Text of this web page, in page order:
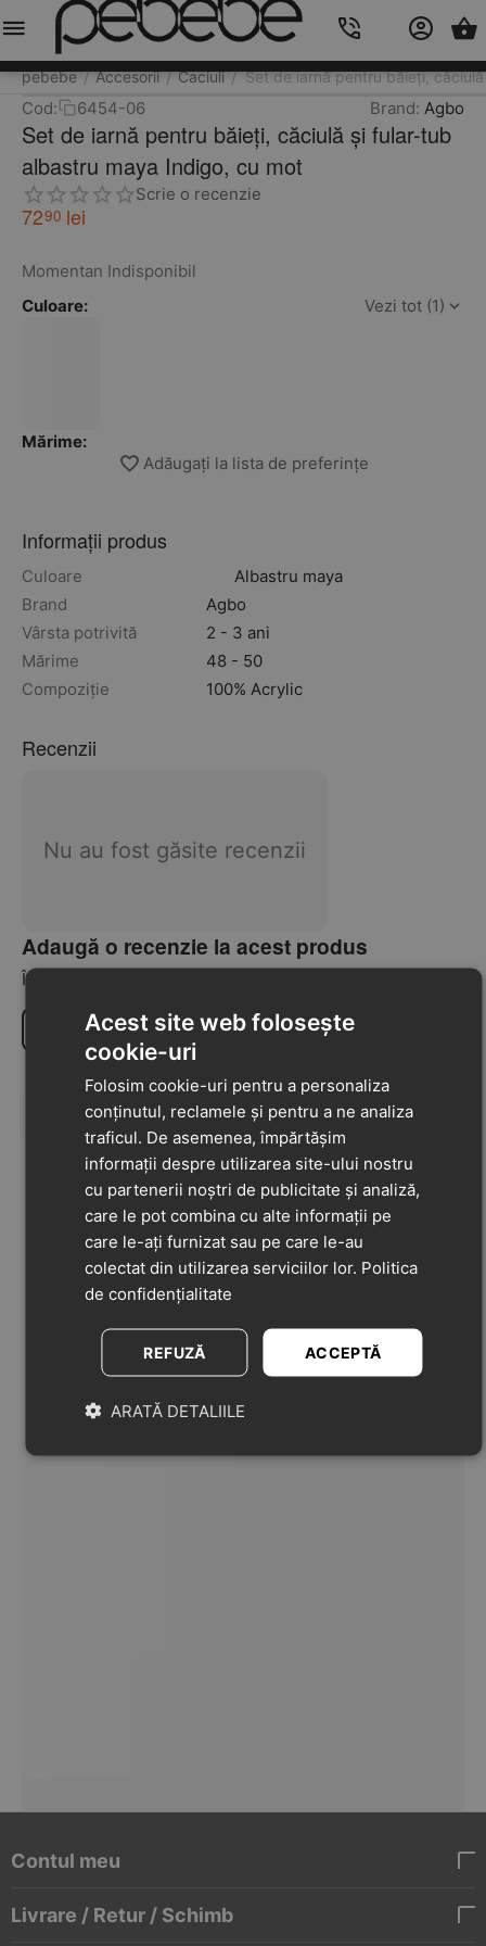
pebebe / Accesorii / Caciuli / Set de iarnă pentru băieți,
Cod: 6454-06 Brand: Agbo
Set de iarnă pentru băieți, căciulă și fular-tub
albastru maya Indigo, cu mot
Scrie o recenzie
7290 lei
Momentan Indisponibil
Culoare:
Vezi tot (1)
Mărime:
Adăugați la lista de preferințe
Informații produs
Culoare
Albastru maya
Brand
Agbo
Vârsta potrivită
2 - 3 ani
Mărime
48 - 50
Compoziție
100% Acrylic
Recenzii
Nu au fost găsite recenzii
Adaugă o recenzie la acest produs
Împărtășiți-vă opiniile despre acest produs cu alți clienți
Scrie o recenzie
Contul meu
Livrare / Retur / Schimb
Meniu Caută Cos
Acest site web folosește
cookie-uri
Folosim cookie-uri pentru a personaliza
conținutul, reclamele și pentru a ne analiza
traficul. De asemenea, împărtășim
informații despre utilizarea site-ului nostru
cu partenerii noștri de publicitate și analiză,
care le pot combina cu alte informații pe
care le-ați furnizat sau pe care le-au
colectat din utilizarea serviciilor lor. Politica
de confidențialitate
ACCEPTĂ
REFUZĂ
ARATĂ DETALIILE